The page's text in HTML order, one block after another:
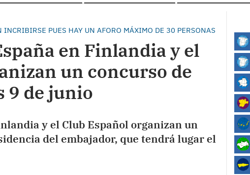
PUES HAY UN AFORO MÁXIMO DE 30 PERSONAS
en Finlandia y el
un concurso de
9 de junio
y el Club Español organizan un
del embajador, que tendrá lugar el